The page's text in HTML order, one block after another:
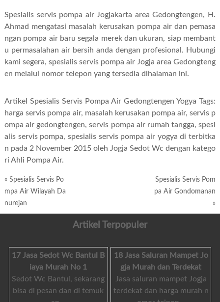
Spesialis servis pompa air Jogjakarta area Gedongtengen, H.
Ahmad mengatasi masalah kerusakan pompa air dan pemasa
ngan pompa air baru segala merek dan ukuran, siap membant
u permasalahan air bersih anda dengan profesional. Hubungi
kami segera, spesialis servis pompa air Jogja area Gedongteng
en melalui nomor telepon yang tersedia dihalaman ini.
Artikel Spesialis Servis Pompa Air Gedongtengen Yogya Tags:
harga servis pompa air, masalah kerusakan pompa air,servis p
ompa air gedongtengen,servis pompa air rumah tangga,spesi
alis servis pompa, spesialis servis pompa air yogya di terbitka
n pada 2 November 2015 oleh Jogja Sedot Wc dengan katego
ri Ahli Pompa Air.
« Spesialis Servis Po
mpa Air Wilayah Da
nurejan
Spesialis Servis Pom
pa Air Gondomanan
»
Artikel Terpopuler
17 Jasa Sedot Wc Bantul B
iaya Murah No 1
Sedot Wc Bantul, sekarang
bisa di pesan dan di temuk
18 Jasa Saluran Mampet Jo
gja Murah dan Terdekat
Jasa saluran mampet Jogja
terdekat dan harga murah n